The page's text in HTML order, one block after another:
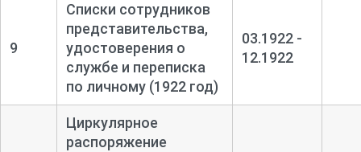
9
Списки сотрудников
представительства,
удостоверения о
службе и переписка
по личному (1922 год)
03.1922 -
12.1922
Циркулярное
распоряжение